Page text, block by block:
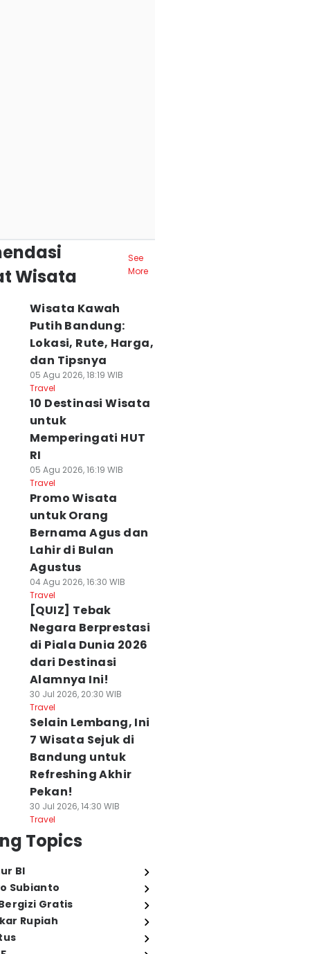
Wisata
See
More
Wisata Kawah
Putih Bandung:
Lokasi, Rute, Harga,
dan Tipsnya
05 Agu 2026, 18:19 WIB
Travel
10 Destinasi Wisata
untuk
Memperingati HUT
RI
05 Agu 2026, 16:19 WIB
Travel
Promo Wisata
untuk Orang
Bernama Agus dan
Lahir di Bulan
Agustus
04 Agu 2026, 16:30 WIB
Travel
[QUIZ] Tebak
Negara Berprestasi
di Piala Dunia 2026
dari Destinasi
Alamnya Ini!
30 Jul 2026, 20:30 WIB
Travel
Selain Lembang, Ini
7 Wisata Sejuk di
Bandung untuk
Refreshing Akhir
Pekan!
30 Jul 2026, 14:30 WIB
Travel
Topics
BI
Subianto
Gratis
Rupiah